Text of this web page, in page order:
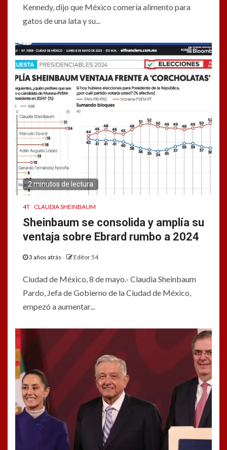
Kennedy, dijo que México comería alimento para
gatos de una lata y su...
2 minutos de lectura
4T CLAUDIA SHEINBAUM
Sheinbaum se consolida y amplía su
ventaja sobre Ebrard rumbo a 2024
3 años atrás Editor 54
Ciudad de México, 8 de mayo.- Claudia Sheinbaum
Pardo, Jefa de Gobierno de la Ciudad de México,
empezó a aumentar...